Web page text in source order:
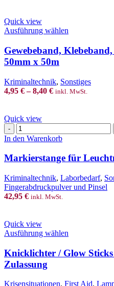
page
Quick view
Ausführung wählen
has
multiple
options
may
on
Gewebeband,
50mm x 50m
Kriminaltechnik, Sonstiges
4,95 €–8,40 € inkl. MwSt.
Quick view
Markierstange
für
Menge
In den Warenkorb
Markierstange für
Kriminaltechnik, Laborbedarf,
Fingerabdruckpulver und Pinsel
42,95 € inkl. MwSt.
Quick view
Ausführung wählen
has
multiple
Knicklichter / Glow
Zulassung
Krisensituationen, First Aid,